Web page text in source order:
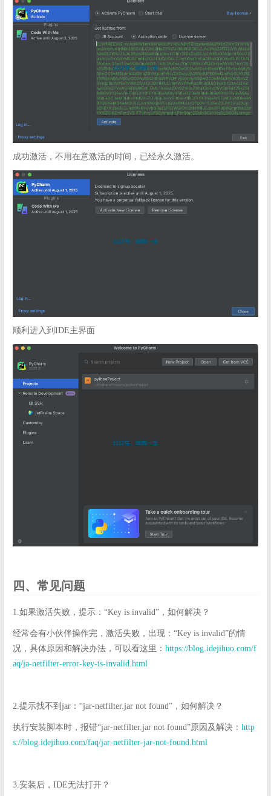
成功激活，不用在意激活的时间，已经永久激活。
顺利进入到IDE主界面
四、常见问题
1.如果激活失败，提示：“Key is invalid”，如何解决？
经常会有小伙伴操作完，激活失败，出现：“Key is invalid”的情
况，具体原因和解决办法，可以看这里： https://blog.idejihuo.com/f
aq/ja-netfilter-error-key-is-invalid.html
2.提示找不到jar：“jar-netfilter.jar not found”，如何解决？
执行安装脚本时，报错“jar-netfilter.jar not found”原因及解决： http
s://blog.idejihuo.com/faq/jar-netfilter-jar-not-found.html
3.安装后，IDE无法打开？